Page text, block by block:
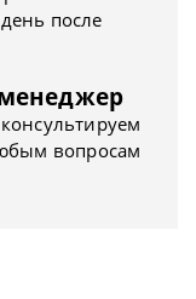
после
вопросам